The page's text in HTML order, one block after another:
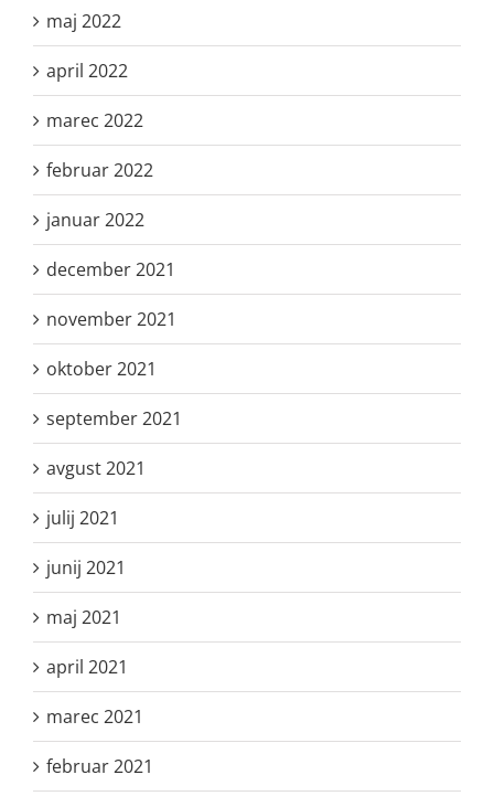
maj 2022
april 2022
marec 2022
februar 2022
januar 2022
december 2021
november 2021
oktober 2021
september 2021
avgust 2021
julij 2021
junij 2021
maj 2021
april 2021
marec 2021
februar 2021